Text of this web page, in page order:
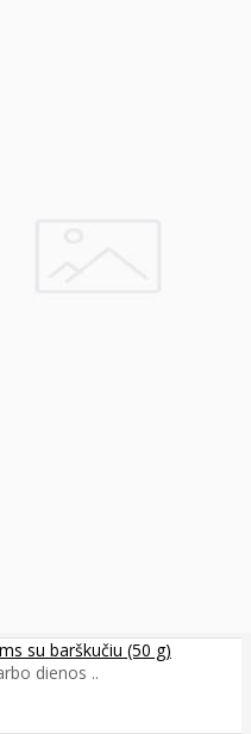
su barškučiu (50 g)
dienos ..